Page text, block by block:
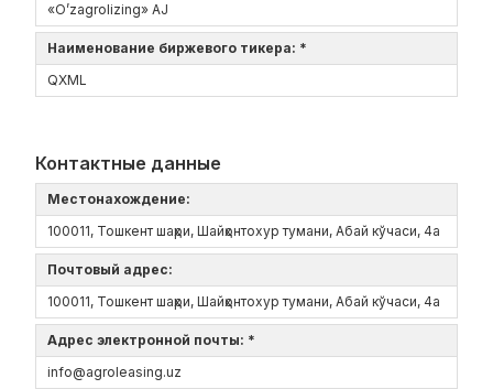
«O’zagrolizing» AJ
Наименование биржевого тикера: *
QXML
Контактные данные
Местонахождение:
100011, Тошкент шаҳри, Шайҳонтохур тумани, Абай кўчаси, 4а
Почтовый адрес:
100011, Тошкент шаҳри, Шайҳонтохур тумани, Абай кўчаси, 4а
Адрес электронной почты: *
info@agroleasing.uz